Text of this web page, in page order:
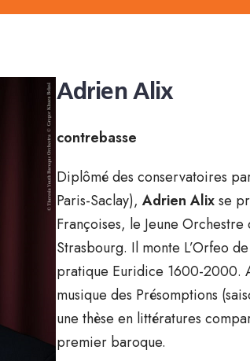
Adrien Alix
contrebasse
Diplômé des conservatoires
Paris-Saclay), Adrien Alixse
Françoises, le Jeune
Strasbourg. Il monte L’Orfeo
pratique Euridice 1600-2000.
musique des Présomptions
une thèse en littératures
premier baroque.